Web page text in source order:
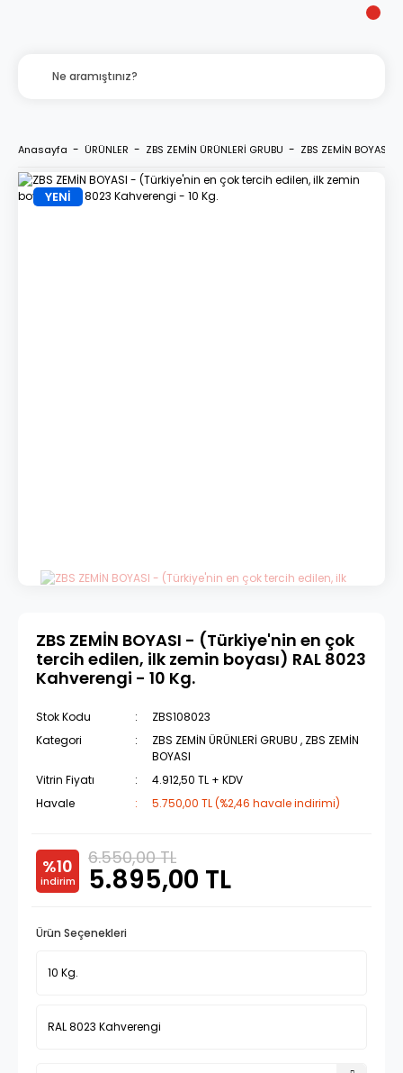
Anasayfa ÜRÜNLER ZBS ZEMİN ÜRÜNLERİ GRUBU ZBS ZEMİN
YENİ
ZBS ZEMİN BOYASI - (Türkiye'nin en çok
tercih edilen, ilk zemin boyası) RAL 8023
Kahverengi - 10 Kg.
Stok Kodu
ZBS108023
Kategori
ZBS ZEMİN ÜRÜNLERİ GRUBU , ZBS ZEMİN
BOYASI
Vitrin Fiyatı
4.912,50 TL + KDV
Havale
5.750,00 TL (%2,46 havale indirimi)
%10
indirim
6.550,00 TL
5.895,00 TL
Ürün Seçenekleri